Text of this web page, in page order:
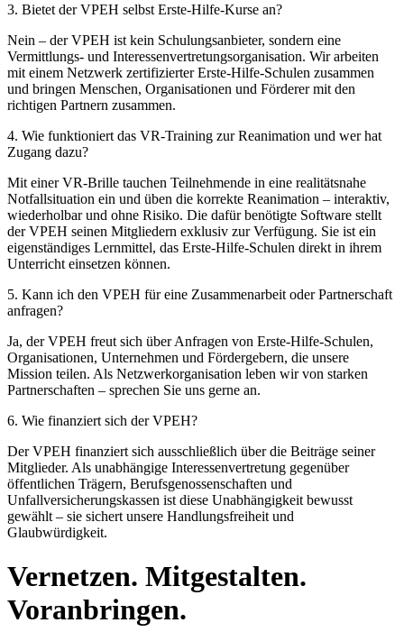
3. Bietet der VPEH selbst Erste-Hilfe-Kurse an?
Nein – der VPEH ist kein Schulungsanbieter, sondern eine
Vermittlungs- und Interessenvertretungsorganisation. Wir arbeiten
mit einem Netzwerk zertifizierter Erste-Hilfe-Schulen zusammen
und bringen Menschen, Organisationen und Förderer mit den
richtigen Partnern zusammen.
4. Wie funktioniert das VR-Training zur Reanimation und wer hat
Zugang dazu?
Mit einer VR-Brille tauchen Teilnehmende in eine realitätsnahe
Notfallsituation ein und üben die korrekte Reanimation – interaktiv,
wiederholbar und ohne Risiko. Die dafür benötigte Software stellt
der VPEH seinen Mitgliedern exklusiv zur Verfügung. Sie ist ein
eigenständiges Lernmittel, das Erste-Hilfe-Schulen direkt in ihrem
Unterricht einsetzen können.
5. Kann ich den VPEH für eine Zusammenarbeit oder Partnerschaft
anfragen?
Ja, der VPEH freut sich über Anfragen von Erste-Hilfe-Schulen,
Organisationen, Unternehmen und Fördergebern, die unsere
Mission teilen. Als Netzwerkorganisation leben wir von starken
Partnerschaften – sprechen Sie uns gerne an.
6. Wie finanziert sich der VPEH?
Der VPEH finanziert sich ausschließlich über die Beiträge seiner
Mitglieder. Als unabhängige Interessenvertretung gegenüber
öffentlichen Trägern, Berufsgenossenschaften und
Unfallversicherungskassen ist diese Unabhängigkeit bewusst
gewählt – sie sichert unsere Handlungsfreiheit und
Glaubwürdigkeit.
Vernetzen. Mitgestalten.
Voranbringen.